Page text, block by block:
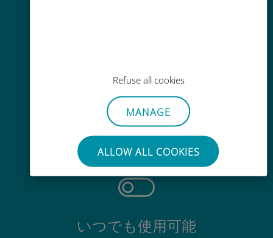
Refuse all cookies
MANAGE
ALLOW ALL COOKIES
手間いらず
使用中のSIMカードを抜き差しする
必要はありません
いつでも使用可能